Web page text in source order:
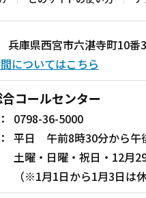
庫県西宮市六湛寺町10番3
についてはこちら
コールセンター
0798-36-5000
平日 午前8時30分から午
土曜・日曜・祝日・12月
（※1月1日から1月3日は休